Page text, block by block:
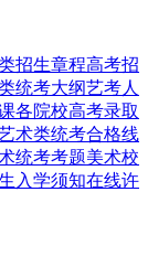
招生章程高考招
统考大纲艺考人
各院校高考录取
术类统考合格线
统考考题美术校
入学须知在线许